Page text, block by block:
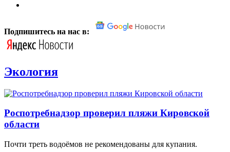
Подпишитесь на нас в:
Экология
Роспотребнадзор проверил пляжи Кировской
области
Почти треть водоёмов не рекомендованы для купания.